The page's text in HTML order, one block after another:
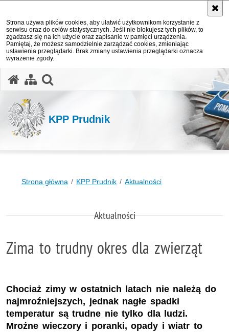
Strona używa plików cookies, aby ułatwić użytkownikom korzystanie z
serwisu oraz do celów statystycznych. Jeśli nie blokujesz tych plików, to
zgadzasz się na ich użycie oraz zapisanie w pamięci urządzenia.
Pamiętaj, że możesz samodzielnie zarządzać cookies, zmieniając
ustawienia przeglądarki. Brak zmiany ustawienia przeglądarki oznacza
wyrażenie zgody.
KPP Prudnik
Strona główna KPP Prudnik Aktualności
Aktualności
Zima to trudny okres dla zwierząt
Chociaż zimy w ostatnich latach nie należą do
najmroźniejszych, jednak nagłe spadki
temperatur są trudne nie tylko dla ludzi.
Mroźne wieczory i poranki, opady i wiatr to